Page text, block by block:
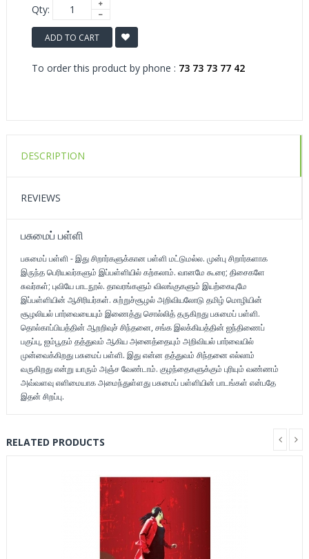
Qty:
ADD TO CART
To order this product by phone : 73 73 73 77 42
DESCRIPTION
REVIEWS
பசுமைப் பள்ளி
பசுமைப் பள்ளி - இது சிறார்களுக்கான பள்ளி மட்டுமல்ல. முன்பு சிறார்களாக
இருந்த பெரியவர்களும் இப்பள்ளியில் கற்கலாம். வானமே கூரை; திசைகளே
சுவர்கள்; புவியே பாடநூல். தாவரங்களும் விலங்குகளும் இயற்கையுமே
இப்பள்ளியின் ஆசிரியர்கள். சுற்றுச்சூழல் அறிவியலோடு தமிழ் மொழியின்
சூழலியல் பார்வையையும் இணைத்து சொல்லித் தருகிறது பசுமைப் பள்ளி.
தொல்காப்பியத்தின் ஆறறிவுச் சிந்தனை, சங்க இலக்கியத்தின் ஐந்திணைப்
பகுப்பு, ஐம்பூதம் தத்துவம் ஆகிய அனைத்தையும் அறிவியல் பார்வையில்
முன்வைக்கிறது பசுமைப் பள்ளி. இது என்ன தத்துவம் சிந்தனை எல்லாம்
வருகிறது என்று யாரும் அஞ்ச வேண்டாம். குழந்தைகளுக்கும் புரியும் வண்ணம்
அவ்வளவு எளிமையாக அமைந்துள்ளது பசுமைப் பள்ளியின் பாடங்கள் என்பதே
இதன் சிறப்பு.
RELATED PRODUCTS